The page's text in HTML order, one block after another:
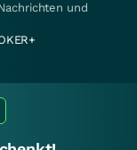
und